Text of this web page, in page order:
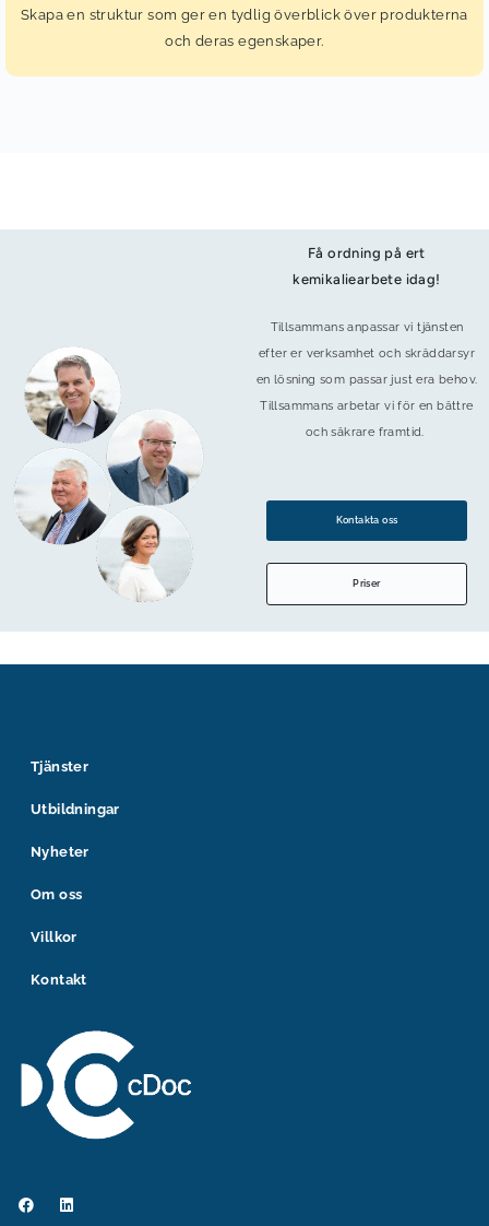
Skapa en struktur som ger en tydlig överblick över produkterna
och deras egenskaper.
Få ordning på ert
kemikaliearbete idag!
Tillsammans anpassar vi tjänsten
efter er verksamhet och skräddarsyr
en lösning som passar just era behov.
Tillsammans arbetar vi för en bättre
och säkrare framtid.
Kontakta oss
Priser
Tjänster
Utbildningar
Nyheter
Om oss
Villkor
Kontakt